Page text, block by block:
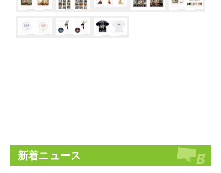
新着ニュース